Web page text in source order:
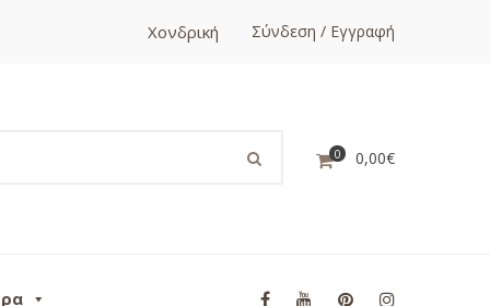
Χονδρική Σύνδεση / Εγγραφή
0 0,00€